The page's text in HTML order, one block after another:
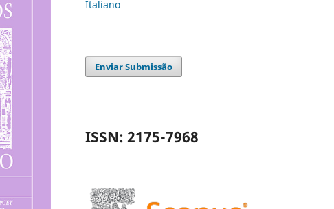
Italiano
Enviar Submissão
ISSN: 2175-7968